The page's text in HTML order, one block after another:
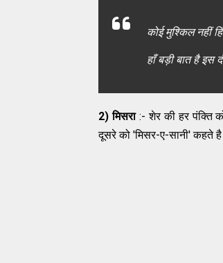
कोई मुश्किल नहीं
हाँ बड़ी बात है इस
2) मिसरा:- शेर की हर पंक्ति
दूसरे को 'मिसर-ए-सानी' कहते